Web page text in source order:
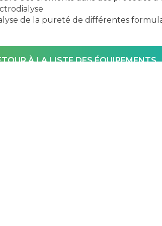
de la pureté de différentes
À LA LISTE DES ÉQUIPEMENTS